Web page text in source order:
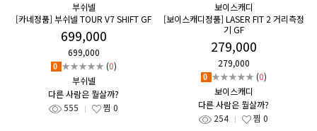
부쉬넬
[카네정품] 부쉬넬 TOUR V7 SHIFT GF
699,000
699,000
0 ★★★★★ (0)
부쉬넬
다른 사람은 뭘살까?
555
찜 0
보이스캐디
[보이스캐디정품] LASER FIT 2 거리측정
기 GF
279,000
279,000
0 ★★★★★ (0)
보이스캐디
다른 사람은 뭘살까?
254
찜 0